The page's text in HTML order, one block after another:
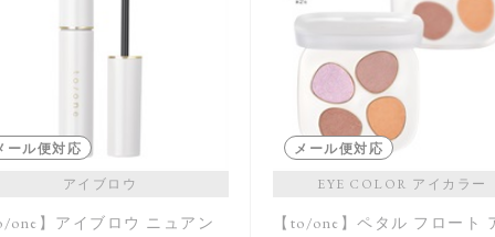
ール便対応
アイブロウ
one】アイブロウ ニュアン
メール便対応
EYE COLOR アイカラー
【to/one】ペタル フロート